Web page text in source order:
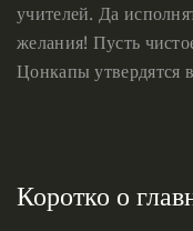
учителей. Да
желания! Пусть
Цонкапы утвердятся
Коротко о